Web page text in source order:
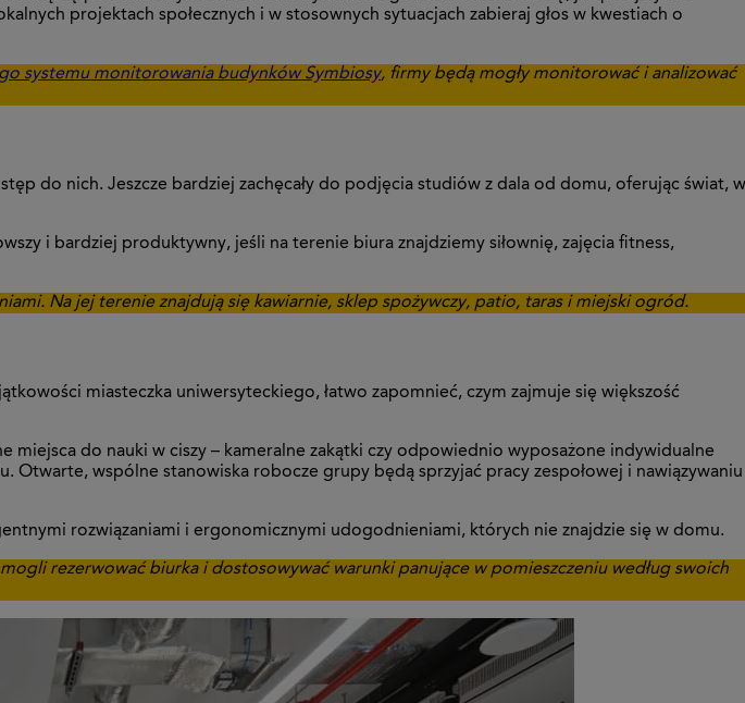
projektach społecznych i w stosownych sytuacjach zabieraj głos w kwestiach o
systemu monitorowania budynków Symbiosy, firmy będą mogły monitorować i analizować
do nich. Jeszcze bardziej zachęcały do podjęcia studiów z dala od domu, oferując świat, w
i bardziej produktywny, jeśli na terenie biura znajdziemy siłownię, zajęcia fitness,
Na jej terenie znajdują się kawiarnie, sklep spożywczy, patio, taras i miejski ogród.
miasteczka uniwersyteckiego, łatwo zapomnieć, czym zajmuje się większość
do nauki w ciszy – kameralne zakątki czy odpowiednio wyposażone indywidualne
wspólne stanowiska robocze grupy będą sprzyjać pracy zespołowej i nawiązywaniu
rozwiązaniami i ergonomicznymi udogodnieniami, których nie znajdzie się w domu.
rezerwować biurka i dostosowywać warunki panujące w pomieszczeniu według swoich